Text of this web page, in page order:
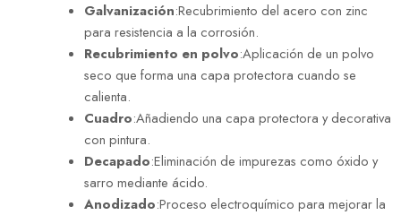
Galvanización:Recubrimiento del acero con zinc
para resistencia a la corrosión.
Recubrimiento en polvo:Aplicación de un polvo
seco que forma una capa protectora cuando se
calienta.
Cuadro:Añadiendo una capa protectora y decorativa
con pintura.
Decapado:Eliminación de impurezas como óxido y
sarro mediante ácido.
Anodizado:Proceso electroquímico para mejorar la